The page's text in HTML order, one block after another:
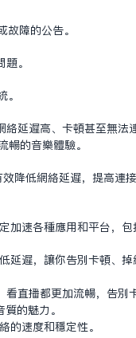
障的公告。
。
延迟高、卡顿甚至无
的音乐体验。
降低网络延迟，提高连
速各种应用和平台，包
迟，让你告别卡顿、
直播都更加流畅，告别
的魅力。
的速度和稳定性。